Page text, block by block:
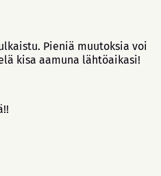
Pieniä muutoksia voi
kisa aamuna lähtöaikasi!